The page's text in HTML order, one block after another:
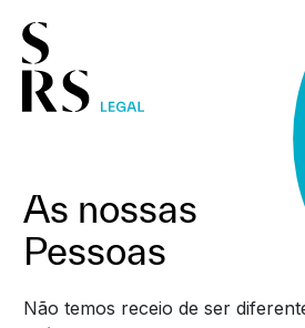
As nossas
Pessoas
Não temos receio de ser